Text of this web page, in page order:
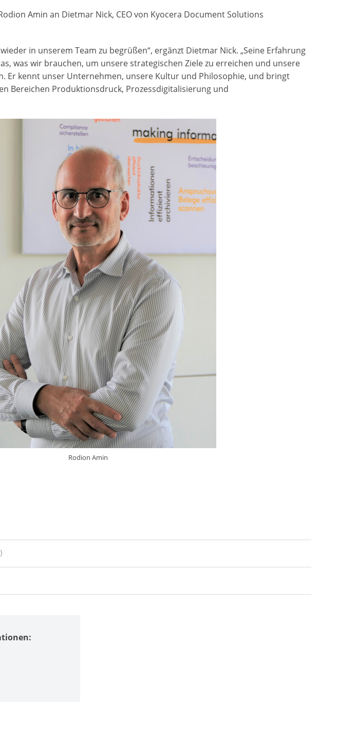
Amin an Dietmar Nick, CEO von Kyocera Document Solutions
in unserem Team zu begrüßen“, ergänzt Dietmar Nick. „Seine Erfahrung
was wir brauchen, um unsere strategischen Ziele zu erreichen und unsere
Er kennt unser Unternehmen, unsere Kultur und Philosophie, und bringt
Bereichen Produktionsdruck, Prozessdigitalisierung und
Rodion Amin